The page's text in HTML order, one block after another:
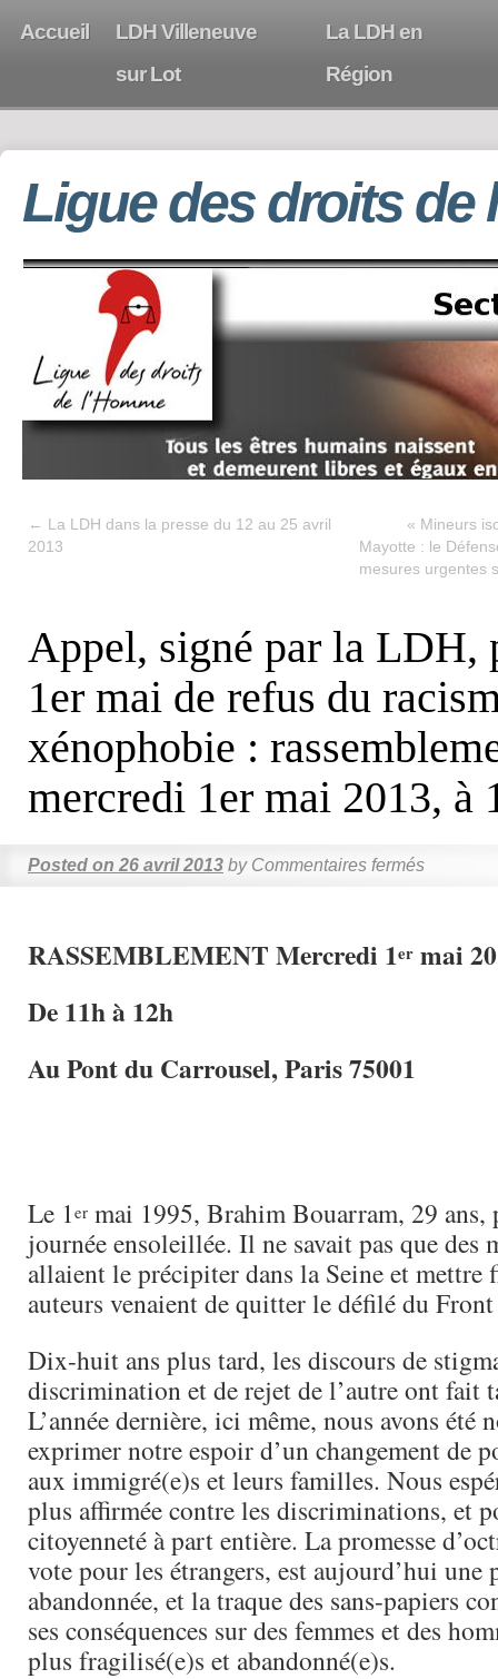
Accueil
LDH Villeneuve
sur Lot
La LDH en
Région
Ligue des droits de
← La LDH dans la presse du 12 au 25 avril
2013
« Mineurs
Mayotte : le
mesures urgentes
Appel, signé par la LDH,
1er mai de refus du
xénophobie :
mercredi 1er mai 2013, à
Posted on 26 avril 2013 by Commentaires fermés
RASSEMBLEMENT Mercredi 1er mai
De 11h à 12h
Au Pont du Carrousel, Paris 75001
Le 1er mai 1995, Brahim Bouarram, 29 ans,
journée ensoleillée. Il ne savait pas que des
allaient le précipiter dans la Seine et mettre
auteurs venaient de quitter le défilé du
Dix-huit ans plus tard, les discours de
discrimination et de rejet de l’autre ont fait
L’année dernière, ici même, nous avons été
exprimer notre espoir d’un changement de
aux immigré(e)s et leurs familles. Nous
plus affirmée contre les discriminations, et
citoyenneté à part entière. La promesse
vote pour les étrangers, est aujourd’hui une
abandonnée, et la traque des sans-papiers
ses conséquences sur des femmes et des
plus fragilisé(e)s et abandonné(e)s.